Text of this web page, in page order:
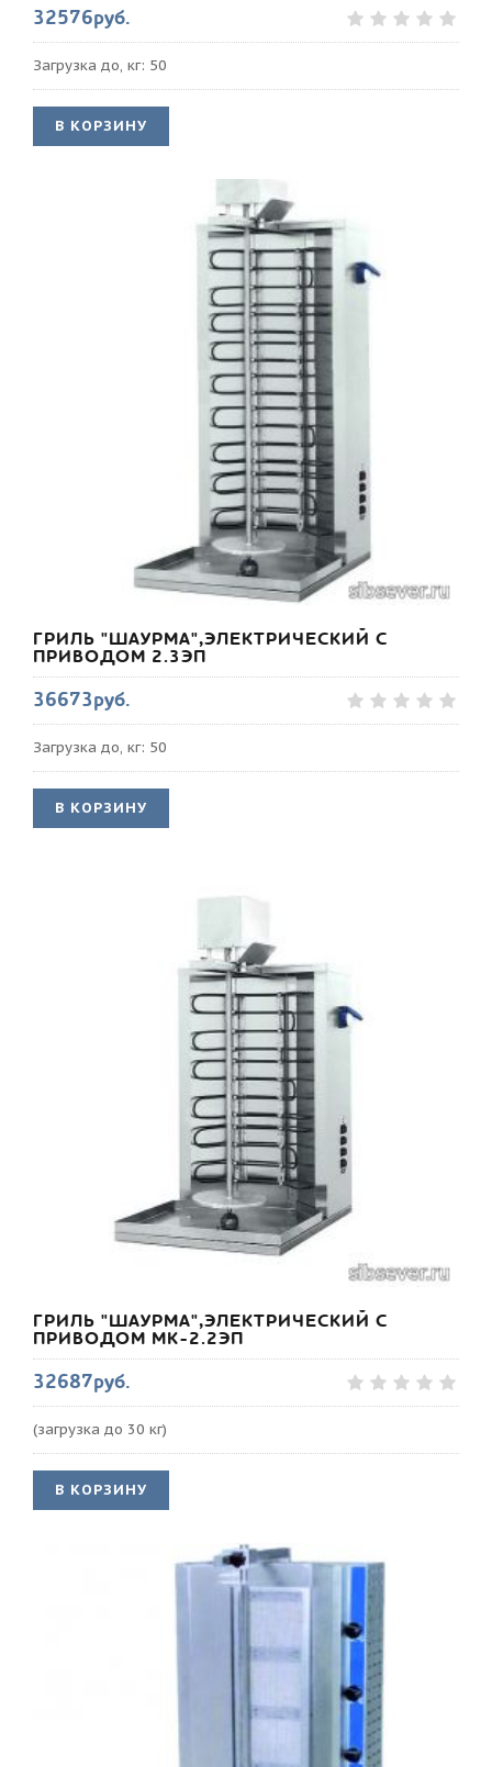
32576руб.
Загрузка до, кг: 50
В КОРЗИНУ
ГРИЛЬ "ШАУРМА",ЭЛЕКТРИЧЕСКИЙ С
ПРИВОДОМ 2.3ЭП
36673руб.
Загрузка до, кг: 50
В КОРЗИНУ
ГРИЛЬ "ШАУРМА",ЭЛЕКТРИЧЕСКИЙ С
ПРИВОДОМ МК-2.2ЭП
32687руб.
(загрузка до 30 кг)
В КОРЗИНУ